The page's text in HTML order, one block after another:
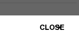
CLOSE